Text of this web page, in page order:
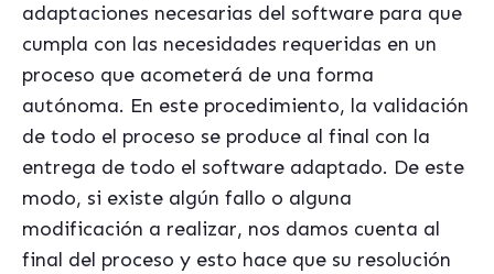
adaptaciones necesarias del software para que
cumpla con las necesidades requeridas en un
proceso que acometerá de una forma
autónoma. En este procedimiento, la validación
de todo el proceso se produce al final con la
entrega de todo el software adaptado. De este
modo, si existe algún fallo o alguna
modificación a realizar, nos damos cuenta al
final del proceso y esto hace que su resolución